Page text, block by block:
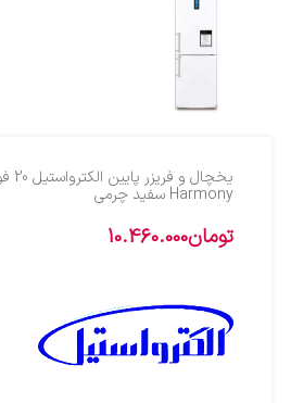
Harmony سفید چرمی
تومان10.460.000